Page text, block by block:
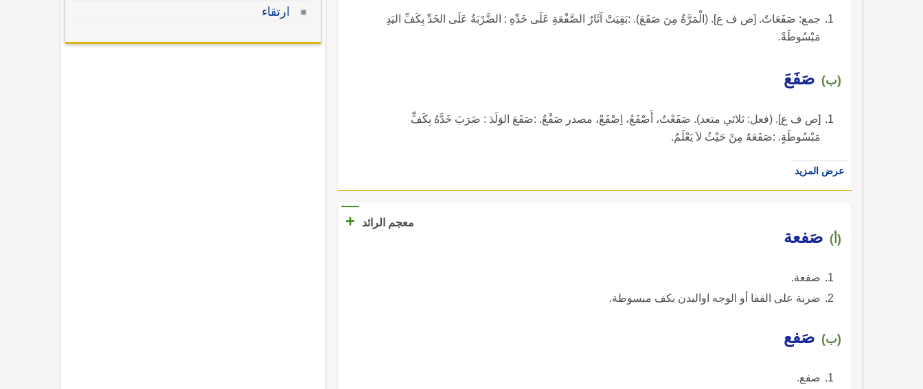
جمع: صَفَعَاتٌ. [ص ف ع]. (الْمَرَّةُ مِنَ صَفَعَ). :بَقِيَتْ آثَارُ الصَّفْعَةِ عَلَى خَدِّهِ : الضَّرْبَةُ عَلَى الخَدِّ بِكَفِّ اليَدِ
مَبْسُوطَةً.
(ب) صَفَعَ
[ص ف ع]. (فعل: ثلاثي متعد). صَفَعْتُ، أَصْفَعُ، اِصْفَعْ، مصدر صَفْعٌ. :صَفَعَ الوَلَدَ : ضَرَبَ خَدَّهُ بِكَفٍّ
مَبْسُوطَةٍ. :صَفَعَهُ مِنْ حَيْثُ لاَ يَعْلَمُ.
عرض المزيد
معجم الرائد +
(أ) صَفعة
صفعة.
ضربة على القفا أو الوجه اوالبدن بكف مبسوطة.
(ب) صَفع
صفع.
ارتقاء